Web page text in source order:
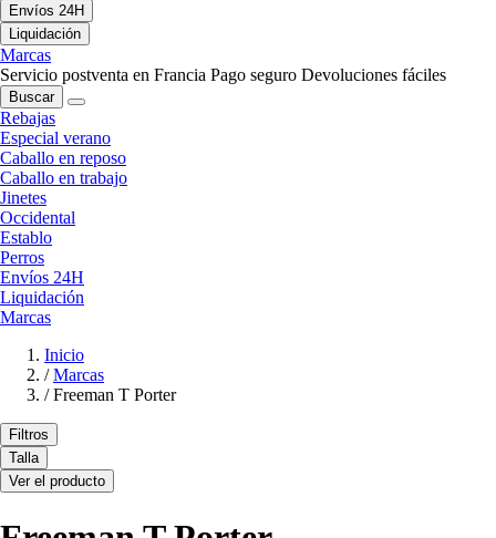
Envíos 24H
Liquidación
Marcas
Servicio postventa en Francia Pago seguro Devoluciones fáciles
Buscar
Rebajas
Especial verano
Caballo en reposo
Caballo en trabajo
Jinetes
Occidental
Establo
Perros
Envíos 24H
Liquidación
Marcas
Inicio
/ Marcas
/ Freeman T Porter
Filtros
Talla
Ver el producto